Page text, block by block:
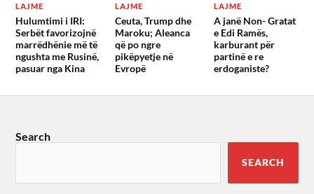
LAJME
Hulumtimi i IRI:
Serbët favorizojnë
marrëdhënie më të
ngushta me Rusinë,
pasuar nga Kina
LAJME
Ceuta, Trump dhe
Maroku; Aleanca
që po ngre
pikëpyetje në
Evropë
LAJME
A janë Non- Gratat
e Edi Ramës,
karburant për
partinë e re
erdoganiste?
Search
SEARCH